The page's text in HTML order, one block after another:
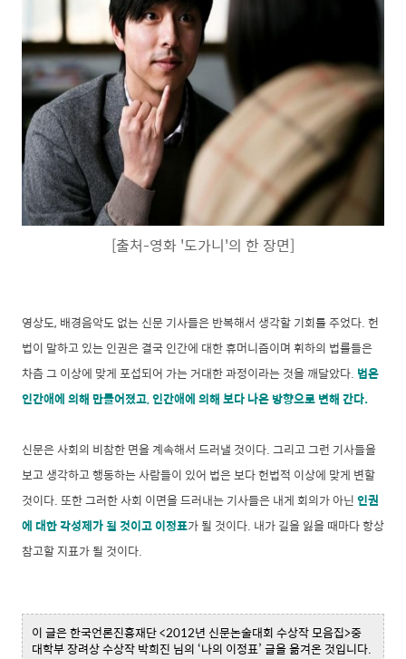
[출처-영화 '도가니'의 한 장면]
영상도, 배경음악도 없는 신문 기사들은 반복해서 생각할 기회를 주었다. 헌
법이 말하고 있는 인권은 결국 인간에 대한 휴머니즘이며 휘하의 법률들은
차츰 그 이상에 맞게 포섭되어 가는 거대한 과정이라는 것을 깨달았다. 법은
인간애에 의해 만들어졌고, 인간애에 의해 보다 나은 방향으로 변해 간다.
신문은 사회의 비참한 면을 계속해서 드러낼 것이다. 그리고 그런 기사들을
보고 생각하고 행동하는 사람들이 있어 법은 보다 헌법적 이상에 맞게 변할
것이다. 또한 그러한 사회 이면을 드러내는 기사들은 내게 회의가 아닌인권
에 대한 각성제가 될 것이고 이정표가 될 것이다. 내가 길을 잃을 때마다 항상
참고할 지표가 될 것이다.
이 글은 한국언론진흥재단 <2012년 신문논술대회 수상작 모음집>중
대학부 장려상 수상작 박희진 님의 ‘나의 이정표’ 글을 옮겨온 것입니다.